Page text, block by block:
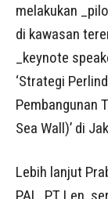
melakukan
di kawasan
_keynote
‘Strategi
Pembangunan
Sea Wall)’ di
Lebih lanjut